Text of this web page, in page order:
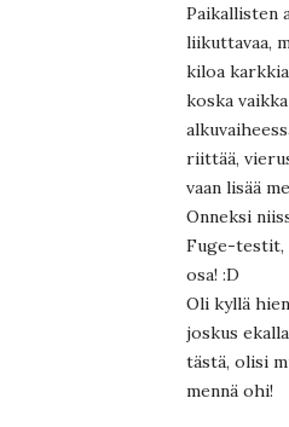
Paikallisten
liikuttavaa,
kiloa
koska
riittää,
vaan lisää
Onneksi
Fuge-testit,
osa! :D
Oli kyllä
joskus
tästä, olisi
mennä ohi!